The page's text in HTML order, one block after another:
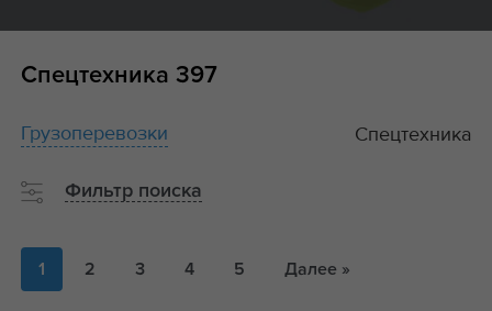
Спецтехника 397
1 2 3 4 5 Далее »
Грузоперевозки Спецтехника
Фильтр поиска